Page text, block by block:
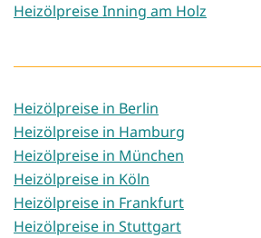
Heizölpreise Inning am Holz
Heizölpreise in Berlin
Heizölpreise in Hamburg
Heizölpreise in München
Heizölpreise in Köln
Heizölpreise in Frankfurt
Heizölpreise in Stuttgart